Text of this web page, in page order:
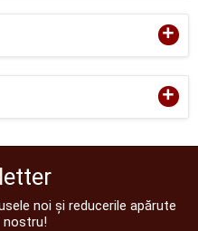
+
+
noi și reducerile apărute
nostru!